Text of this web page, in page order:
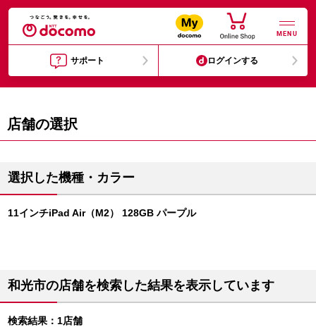
MENU
サポート ログインする
店舗の選択
選択した機種・カラー
11インチiPad Air（M2） 128GB パープル
和光市の店舗を検索した結果を表示しています
検索結果：1店舗